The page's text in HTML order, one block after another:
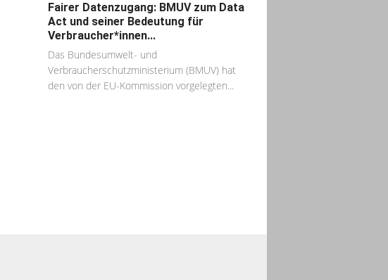
Fairer Datenzugang: BMUV zum Data
Act und seiner Bedeutung für
Verbraucher*innen...
Das Bundesumwelt- und
Verbraucherschutzministerium (BMUV) hat
den von der EU-Kommission vorgelegten...